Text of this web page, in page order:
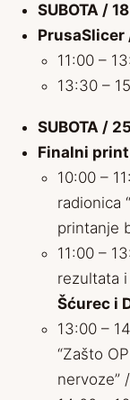
SUBOTA /
11:00 –
13:30 –
SUBOTA /
Finalni
10:00 –
radionica
printanje
11:00 –
rezultata
Šćurec i
13:00 –
“Zašto
nervoze” /